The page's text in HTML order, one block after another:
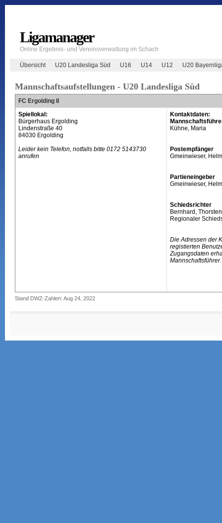
Ligamanager
Online Ergebnis- und Vereinsverwaltung im Schach
Übersicht U20 Landesliga Süd U16 U14 U12 U20
Mannschaftsaufstellungen - U20 Landesliga Süd
FC Ergolding II
Spiellokal:
Bürgerhaus Ergolding
Lindenstraße 40
84030 Ergolding
Leider kein Telefon, notfalls bitte 0172 5143730
anrufen
Kontaktdaten:
Kühne, Maria
Postempfänger
Gmeinwieser,
Partieneingeber
Gmeinwieser,
Schiedsrichter
Bernhard, Thorsten
Regionaler
Die Adressen der
registierten
Zugangsdaten
Mannschaftsführer.
Stand DWZ-Zahlen: Aug 24, 2022